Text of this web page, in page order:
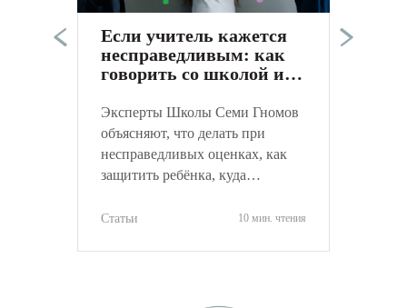
Если учитель кажется
несправедливым: как
говорить со школой и
Эксперты Школы Семи Гномов
объясняют, что делать при
несправедливых оценках, как
защитить ребёнка, куда
оценить ситуацию.
Статьи 10 мин. чтения